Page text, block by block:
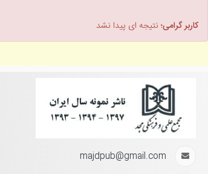
کاربر گرامی؛ نتیجه ای پیدا نشد
majdpub@gmail.com